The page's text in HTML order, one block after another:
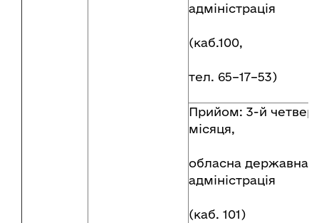
адміністрація
(каб.100,
тел. 65–17–53)
Прийом: 3-й четвер
місяця,
обласна державна
адміністрація
(каб. 101)